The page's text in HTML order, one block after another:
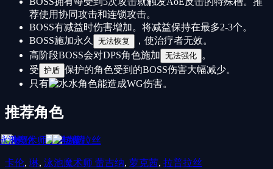
荐使用协同攻击和连锁攻击。
BOSS有减益时伤害增加。将减益保持在最多2-3个。
BOSS施加永久
无法恢复
，使治疗者无效。
高阶段BOSS会对DPS角色施加 无法强化
。
受 护盾 保护的角色受到的BOSS伤害大幅减少。
只有
水角色能造成WG伤害。
推荐角色
卡伦, 琳, 泳池魔术师 蕾吉纳, 萝克茜, 拉普拉丝